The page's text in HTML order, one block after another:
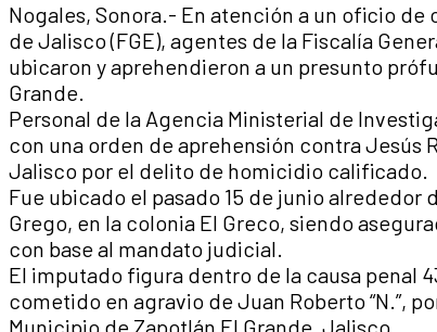
Nogales, Sonora.- En atención a un oficio
de Jalisco (FGE), agentes de la Fiscalía
ubicaron y aprehendieron a un presunto
Grande.
Personal de la Agencia Ministerial de
con una orden de aprehensión contra Jesús
Jalisco por el delito de homicidio calificado.
Fue ubicado el pasado 15 de junio alrededor
Grego, en la colonia El Greco, siendo
con base al mandato judicial.
El imputado figura dentro de la causa
cometido en agravio de Juan Roberto “N.”,
Municipio de Zapotlán El Grande, Jalisco.